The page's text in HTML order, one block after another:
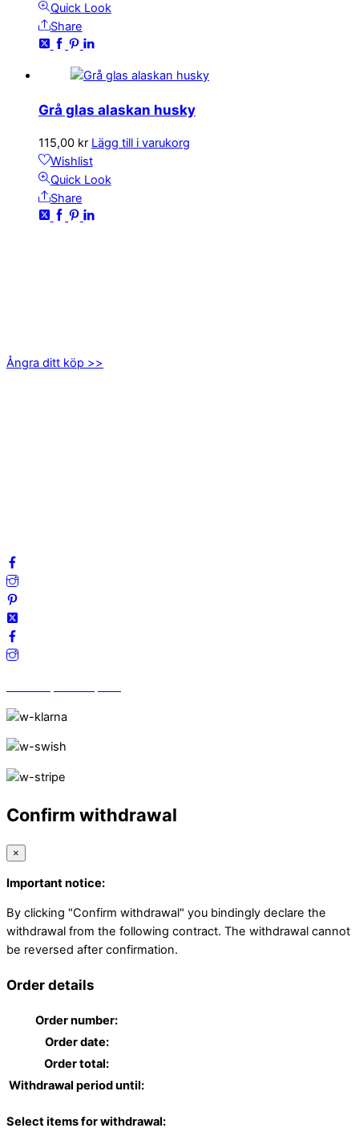
Quick Look
Share
Grå glas alaskan husky
115,00 kr Lägg till i varukorg
Wishlist
Quick Look
Share
Ångra ditt köp >>
Confirm withdrawal
×
Important notice:
By clicking "Confirm withdrawal" you bindingly declare the
withdrawal from the following contract. The withdrawal cannot
be reversed after confirmation.
Order details
Order number:
Order date:
Order total:
Withdrawal period until:
Select items for withdrawal: